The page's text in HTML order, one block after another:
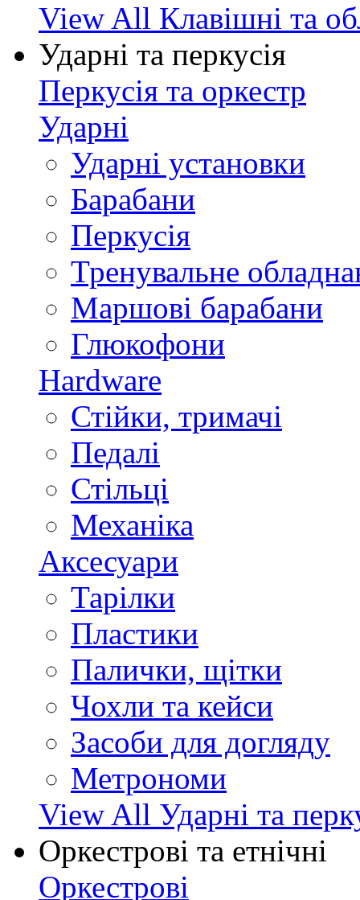
View All Клавішні та
Ударні та перкусія
Перкусія та оркестр
Ударні
Ударні установки
Барабани
Перкусія
Тренувальне
Маршові барабани
Глюкофони
Hardware
Стійки, тримачі
Педалі
Стільці
Механіка
Аксесуари
Тарілки
Пластики
Палички, щітки
Чохли та кейси
Засоби для догляду
Метрономи
View All Ударні та
Оркестрові та етнічні
Оркестрові